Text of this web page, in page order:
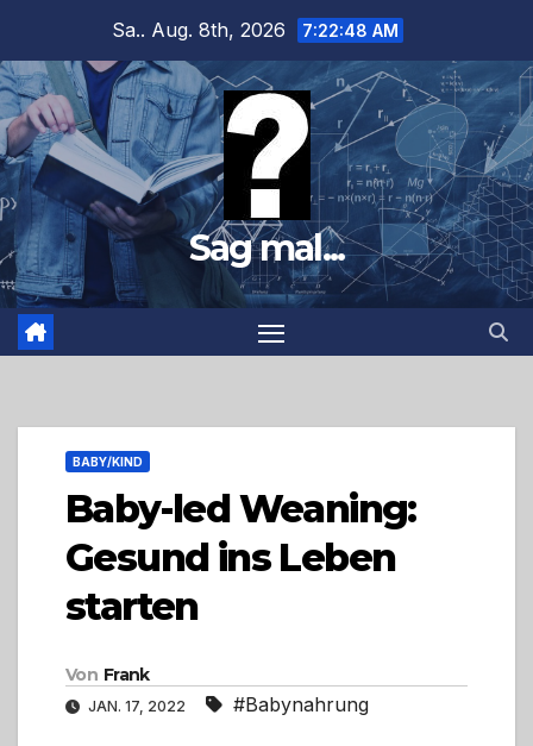
springen
Sa.. Aug. 8th, 2026 7:22:49 AM
Sag mal...
BABY/KIND
Baby-led Weaning:
Gesund ins Leben
starten
Von Frank
JAN. 17, 2022 #Babynahrung